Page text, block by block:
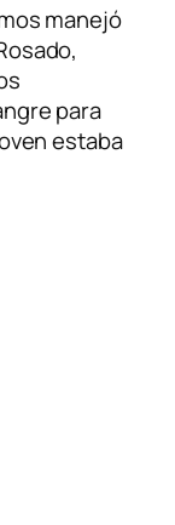
manejó
para
estaba